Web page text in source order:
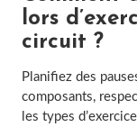
lors
circuit ?
Planifiez des
composants,
les types